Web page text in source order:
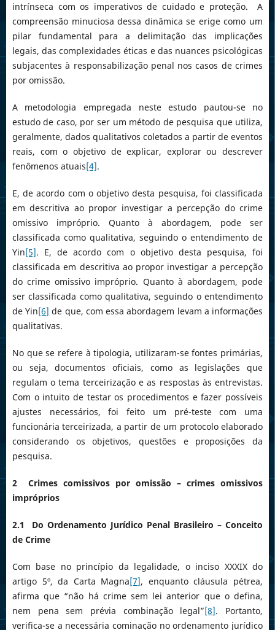
intrínseca com os imperativos de cuidado e proteção. A
compreensão minuciosa dessa dinâmica se erige como um
pilar fundamental para a delimitação das implicações
legais, das complexidades éticas e das nuances psicológicas
subjacentes à responsabilização penal nos casos de crimes
por omissão.
A metodologia empregada neste estudo pautou-se no
estudo de caso, por ser um método de pesquisa que utiliza,
geralmente, dados qualitativos coletados a partir de eventos
reais, com o objetivo de explicar, explorar ou descrever
fenômenos atuais[4].
E, de acordo com o objetivo desta pesquisa, foi classificada
em descritiva ao propor investigar a percepção do crime
omissivo impróprio. Quanto à abordagem, pode ser
classificada como qualitativa, seguindo o entendimento de
Yin[5]. E, de acordo com o objetivo desta pesquisa, foi
classificada em descritiva ao propor investigar a percepção
do crime omissivo impróprio. Quanto à abordagem, pode
ser classificada como qualitativa, seguindo o entendimento
de Yin[6] de que, com essa abordagem levam a informações
qualitativas.
No que se refere à tipologia, utilizaram-se fontes primárias,
ou seja, documentos oficiais, como as legislações que
regulam o tema terceirização e as respostas às entrevistas.
Com o intuito de testar os procedimentos e fazer possíveis
ajustes necessários, foi feito um pré-teste com uma
funcionária terceirizada, a partir de um protocolo elaborado
considerando os objetivos, questões e proposições da
pesquisa.
2 Crimes comissivos por omissão – crimes omissivos
impróprios
2.1 Do Ordenamento Jurídico Penal Brasileiro – Conceito
de Crime
Com base no princípio da legalidade, o inciso XXXIX do
artigo 5º, da Carta Magna[7], enquanto cláusula pétrea,
afirma que “não há crime sem lei anterior que o defina,
nem pena sem prévia combinação legal”[8]. Portanto,
verifica-se a necessária cominação no ordenamento jurídico